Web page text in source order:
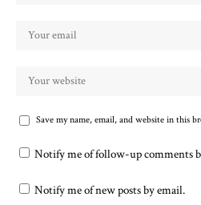
Save my name, email, and website in this
Notify me of follow-up comments
Notify me of new posts by email.